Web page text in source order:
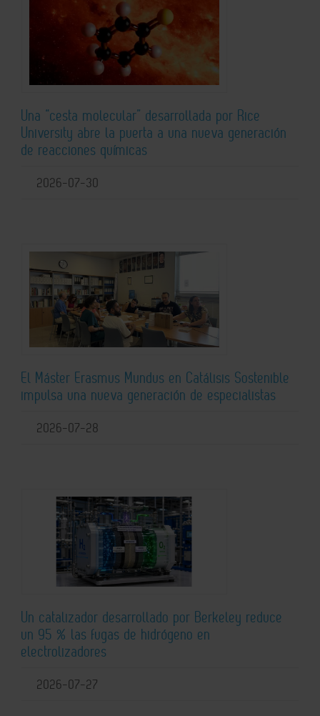
Una “cesta molecular” desarrollada por Rice
University abre la puerta a una nueva generación
de reacciones químicas
2026-07-30
El Máster Erasmus Mundus en Catálisis Sostenible
impulsa una nueva generación de especialistas
2026-07-28
Un catalizador desarrollado por Berkeley reduce
un 95 % las fugas de hidrógeno en
electrolizadores
2026-07-27